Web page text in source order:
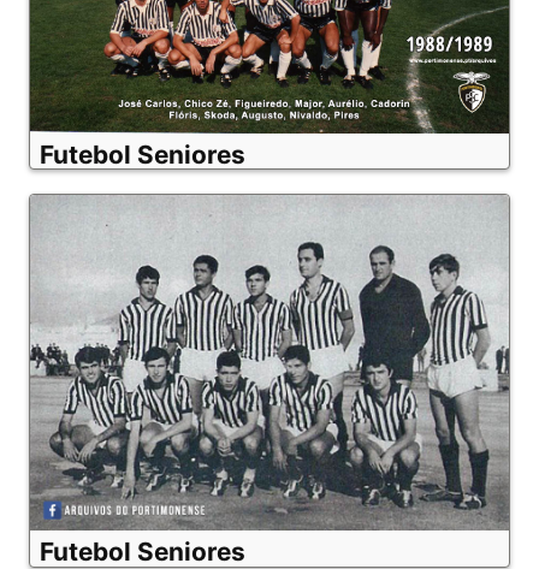
Futebol Seniores
Futebol Seniores